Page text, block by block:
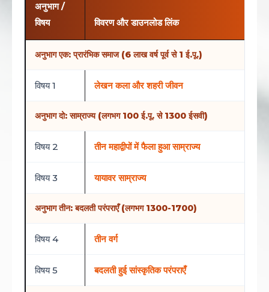
अनुभाग /
विषय
विवरण और डाउनलोड लिंक
अनुभाग एक: प्रारंभिक समाज (6 लाख वर्ष पूर्व से 1 ई.पू.)
विषय 1 लेखन कला और शहरी जीवन
अनुभाग दो: साम्राज्य (लगभग 100 ई.पू. से 1300 ईसवी)
विषय 2 तीन महाद्वीपों में फैला हुआ साम्राज्य
विषय 3 यायावर साम्राज्य
अनुभाग तीन: बदलती परंपराएँ (लगभग 1300-1700)
विषय 4 तीन वर्ग
विषय 5 बदलती हुई सांस्कृतिक परंपराएँ